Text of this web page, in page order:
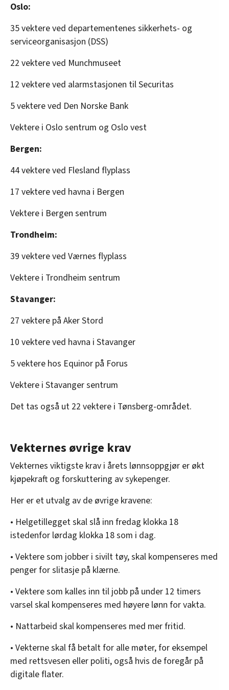
Oslo:
35 vektere ved departementenes sikkerhets- og
serviceorganisasjon (DSS)
22 vektere ved Munchmuseet
12 vektere ved alarmstasjonen til Securitas
5 vektere ved Den Norske Bank
Vektere i Oslo sentrum og Oslo vest
Bergen:
44 vektere ved Flesland flyplass
17 vektere ved havna i Bergen
Vektere i Bergen sentrum
Trondheim:
39 vektere ved Værnes flyplass
Vektere i Trondheim sentrum
Stavanger:
27 vektere på Aker Stord
10 vektere ved havna i Stavanger
5 vektere hos Equinor på Forus
Vektere i Stavanger sentrum
Det tas også ut 22 vektere i Tønsberg-området.
Vekternes øvrige krav
Vekternes viktigste krav i årets lønnsoppgjør er økt
kjøpekraft og forskuttering av sykepenger.
Her er et utvalg av de øvrige kravene:
• Helgetillegget skal slå inn fredag klokka 18
istedenfor lørdag klokka 18 som i dag.
• Vektere som jobber i sivilt tøy, skal kompenseres med
penger for slitasje på klærne.
• Vektere som kalles inn til jobb på under 12 timers
varsel skal kompenseres med høyere lønn for vakta.
• Nattarbeid skal kompenseres med mer fritid.
• Vekterne skal få betalt for alle møter, for eksempel
med rettsvesen eller politi, også hvis de foregår på
digitale flater.